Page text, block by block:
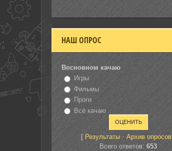
НАШ ОПРОС
Восновном качаю
Игры
Фильмы
Проги
Всё качаю
[ Результаты·Архив опросов
Всего ответов:653